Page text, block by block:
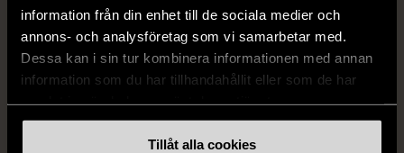
information från din enhet till de sociala medier och
annons- och analysföretag som vi samarbetar med.
Dessa kan i sin tur kombinera informationen med annan
information som du har tillhandahållit eller som de har
Tillåt alla cookies